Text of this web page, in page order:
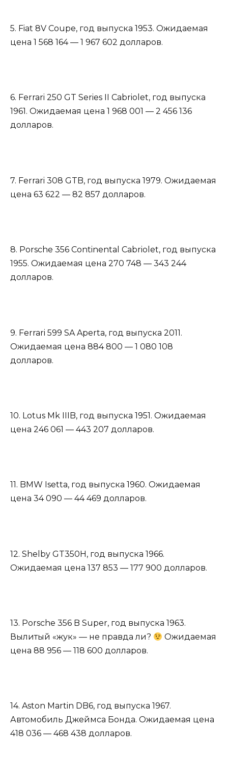
5. Fiat 8V Coupe, год выпуска 1953. Ожидаемая
цена 1 568 164 — 1 967 602 долларов.
6. Ferrari 250 GT Series II Cabriolet, год выпуска
1961. Ожидаемая цена 1 968 001 — 2 456 136
долларов.
7. Ferrari 308 GTB, год выпуска 1979. Ожидаемая
цена 63 622 — 82 857 долларов.
8. Porsche 356 Continental Cabriolet, год выпуска
1955. Ожидаемая цена 270 748 — 343 244
долларов.
9. Ferrari 599 SA Aperta, год выпуска 2011.
Ожидаемая цена 884 800 — 1 080 108
долларов.
10. Lotus Mk IIIB, год выпуска 1951. Ожидаемая
цена 246 061 — 443 207 долларов.
11. BMW Isetta, год выпуска 1960. Ожидаемая
цена 34 090 — 44 469 долларов.
12. Shelby GT350H, год выпуска 1966.
Ожидаемая цена 137 853 — 177 900 долларов.
13. Porsche 356 B Super, год выпуска 1963.
Вылитый «жук» — не правда ли?
Ожидаемая
цена 88 956 — 118 600 долларов.
14. Aston Martin DB6, год выпуска 1967.
Автомобиль Джеймса Бонда. Ожидаемая цена
418 036 — 468 438 долларов.